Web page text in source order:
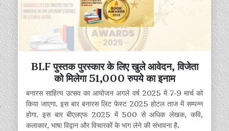
BLF पुस्तक पुरस्कार के लिए खुले आवेदन, विजेता
को मिलेगा 51,000 रुपये का इनाम
बनारस साहित्य उत्सव का आयोजन अगले वर्ष 2025 में 7-9 मार्च को
किया जाएगा. इस बार बनारस लिट फेस्ट 2025 होटल ताज में सम्पन्न
होगा. इस बार बीएलएफ 2025 में 500 से अधिक लेखक, कवि,
कलाकार, भाषा विद्वान और विचारकों के भाग लेने की संभावना है.